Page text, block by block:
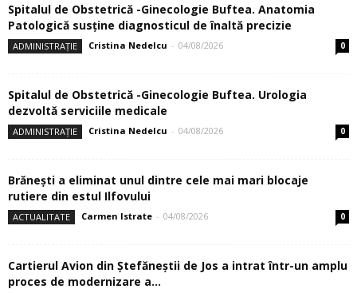
Spitalul de Obstetrică -Ginecologie Buftea. Anatomia
Patologică susţine diagnosticul de înaltă precizie
ADMINISTRAȚIE Cristina Nedelcu - 04/08/2026 0
Spitalul de Obstetrică -Ginecologie Buftea. Urologia
dezvoltă serviciile medicale
ADMINISTRAȚIE Cristina Nedelcu - 04/08/2026 0
Brănești a eliminat unul dintre cele mai mari blocaje
rutiere din estul Ilfovului
ACTUALITATE Carmen Istrate - 04/08/2026 0
Cartierul Avion din Ştefăneştii de Jos a intrat într-un amplu
proces de modernizare a...